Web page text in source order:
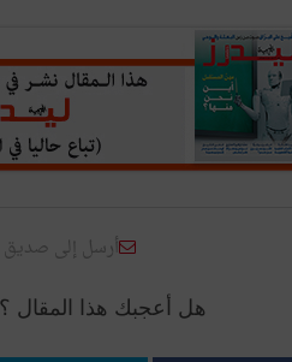
أرسل إلى صديق
هل أعجبك هذا